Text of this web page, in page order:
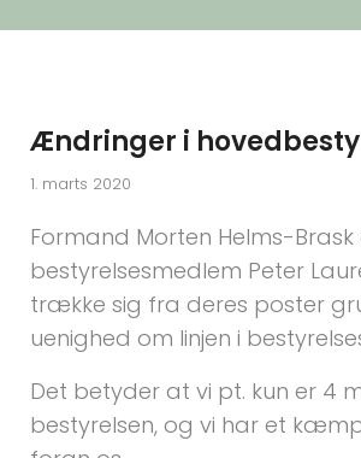
Ændringer i
1. marts 2020
Formand Morten Helms-Brask
bestyrelsesmedlem Peter
trække sig fra deres poster
uenighed om linjen i
Det betyder at vi pt. kun er 4
bestyrelsen, og vi har et